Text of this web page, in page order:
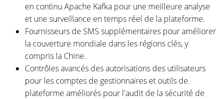
en continu Apache Kafka pour une meilleure analyse
et une surveillance en temps réel de la plateforme.
Fournisseurs de SMS supplémentaires pour améliorer
la couverture mondiale dans les régions clés, y
compris la Chine.
Contrôles avancés des autorisations des utilisateurs
pour les comptes de gestionnaires et outils de
plateforme améliorés pour l'audit de la sécurité de